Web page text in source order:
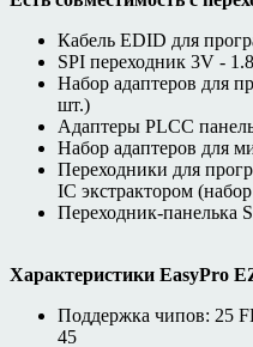
Кабель EDID для
SPI переходник 3V -
Набор адаптеров для
шт.)
Адаптеры PLCC
Набор адаптеров для
Переходники для
IC экстрактором
Переходник-панелька
Характеристики EasyPro
Поддержка чипов: 25
45